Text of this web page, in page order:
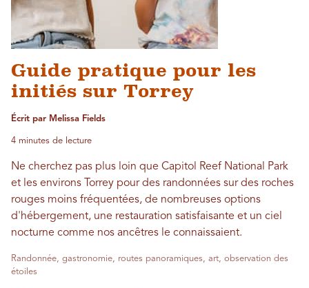
Guide pratique pour les
initiés sur Torrey
Écrit par Melissa Fields
4 minutes de lecture
Ne cherchez pas plus loin que Capitol Reef National Park
et les environs Torrey pour des randonnées sur des roches
rouges moins fréquentées, de nombreuses options
d'hébergement, une restauration satisfaisante et un ciel
nocturne comme nos ancêtres le connaissaient.
Randonnée, gastronomie, routes panoramiques, art, observation des
étoiles